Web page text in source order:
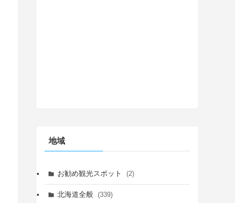
地域
お勧め観光スポット (2)
北海道全般 (339)